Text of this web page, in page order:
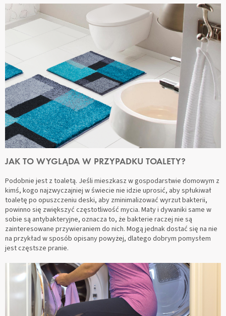
JAK TO WYGLĄDA W PRZYPADKU TOALETY?
Podobnie jest z toaletą. Jeśli mieszkasz w gospodarstwie domowym z
kimś, kogo najzwyczajniej w świecie nie idzie uprosić, aby spłukiwał
toaletę po opuszczeniu deski, aby zminimalizować wyrzut bakterii,
powinno się zwiększyć częstotliwość mycia. Maty i dywaniki same w
sobie są antybakteryjne, oznacza to, że bakterie raczej nie są
zainteresowane przywieraniem do nich. Mogą jednak dostać się na nie
na przykład w sposób opisany powyżej, dlatego dobrym pomysłem
jest częstsze pranie.